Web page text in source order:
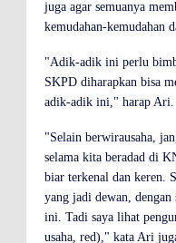
juga agar semuanya
kemudahan-kemudahan
"Adik-adik ini perlu
SKPD diharapkan bisa
adik-adik ini," harap Ari.
"Selain berwirausaha,
selama kita beradad di
biar terkenal dan keren.
yang jadi dewan, dengan
ini. Tadi saya lihat
usaha, red)," kata Ari